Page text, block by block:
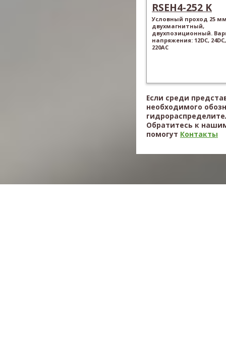
RSEH4-252 K
Условный проход 25
двухмагнитный,
двухпозиционный.
напряжения: 12DC, 24DC,
220AC
Если среди
необходимого
Обратитесь к
помогут Контакты